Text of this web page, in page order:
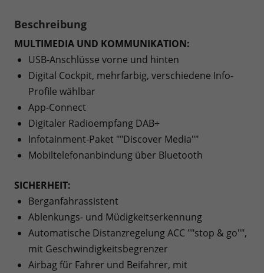
Beschreibung
MULTIMEDIA UND KOMMUNIKATION:
USB-Anschlüsse vorne und hinten
Digital Cockpit, mehrfarbig, verschiedene Info-
Profile wählbar
App-Connect
Digitaler Radioempfang DAB+
Infotainment-Paket ""Discover Media""
Mobiltelefonanbindung über Bluetooth
SICHERHEIT:
Berganfahrassistent
Ablenkungs- und Müdigkeitserkennung
Automatische Distanzregelung ACC ""stop & go"",
mit Geschwindigkeitsbegrenzer
Airbag für Fahrer und Beifahrer, mit